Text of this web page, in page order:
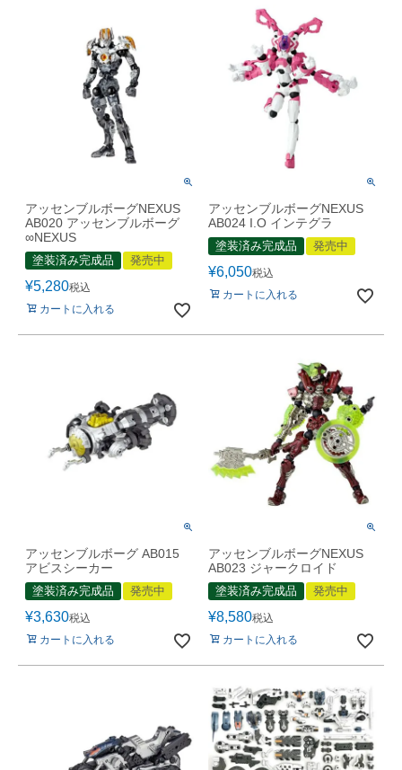
アッセンブルボーグNEXUS
AB020 アッセンブルボーグ
∞NEXUS
塗装済み完成品 発売中
¥5,280税込
カートに入れる
アッセンブルボーグNEXUS
AB024 I.O インテグラ
塗装済み完成品 発売中
¥6,050税込
カートに入れる
アッセンブルボーグ AB015
アビスシーカー
塗装済み完成品 発売中
¥3,630税込
カートに入れる
アッセンブルボーグNEXUS
AB023 ジャークロイド
塗装済み完成品 発売中
¥8,580税込
カートに入れる